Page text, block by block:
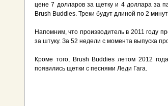
цене 7 долларов за щетку и 4 доллара за
Brush Buddies. Треки будут длиной по 2
Напомним, что производитель в 2011 году
за штуку. За 52 недели с момента выпуска
Кроме того, Brush Buddies летом 2012
появились щетки с песнями Леди Гага.